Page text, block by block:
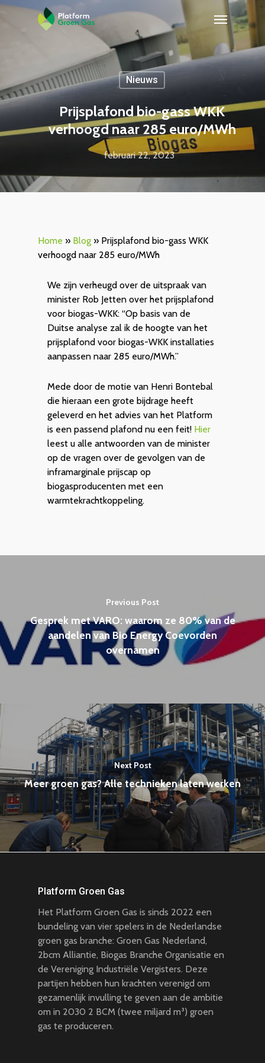
Nieuws
Prijsplafond bio-gass WKK
verhoogd naar 285 euro/MWh
februari 22, 2023
Home » Blog » Prijsplafond bio-gass WKK
verhoogd naar 285 euro/MWh
We zijn verheugd over de uitspraak van
minister Rob Jetten over het prijsplafond
voor biogas-WKK: “Op basis van de
Duitse analyse zal ik de hoogte van het
prijsplafond voor biogas-WKK installaties
aanpassen naar 285 euro/MWh.”
Mede door de motie van Henri Bontebal
die hieraan een grote bijdrage heeft
geleverd en het advies van het Platform
is een passend plafond nu een feit! Hier
leest u alle antwoorden van de minister
op de vragen over de gevolgen van de
inframarginale prijscap op
biogasproducenten met een
warmtekrachtkoppeling.
Previous Post
Gesprek met VARO: waarom ze 80% van de
aandelen van Bio Energy Coevorden
overnamen
Next Post
Meer groen gas? Alle technieken laten werken
Platform Groen Gas
Het Platform Groen Gas is sinds 2022 een
bundeling van vier spelers in de Nederlandse
groen gas branche: Groen Gas Nederland,
2bcm Alliantie, Biogas Branche Organisatie en
de Vereniging Industriële Vergisters. Deze
partijen hebben hun krachten verenigd om
gezamenlijk invulling te geven aan de ambitie
om in 2030 2 BCM (twee miljard m³) groen
gas te produceren.